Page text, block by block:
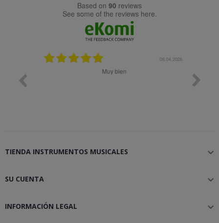
based on 90 reviews
see some of the reviews here.
08.04.2026
Muy bien
TIENDA INSTRUMENTOS MUSICALES 
SU CUENTA 
INFORMACIÓN LEGAL 